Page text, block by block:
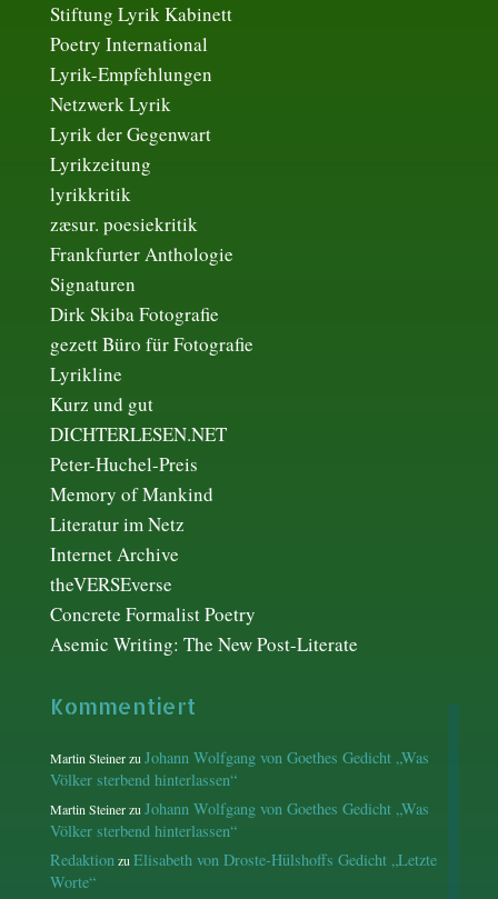
Stiftung Lyrik Kabinett
Poetry International
Lyrik-Empfehlungen
Netzwerk Lyrik
Lyrik der Gegenwart
Lyrikzeitung
lyrikkritik
zæsur. poesiekritik
Frankfurter Anthologie
Signaturen
Dirk Skiba Fotografie
gezett Büro für Fotografie
Lyrikline
Kurz und gut
DICHTERLESEN.NET
Peter-Huchel-Preis
Memory of Mankind
Literatur im Netz
Internet Archive
theVERSEverse
Concrete Formalist Poetry
Asemic Writing: The New Post-Literate
Kommentiert
Martin SteinerzuJohann Wolfgang von Goethes Gedicht „Was
Völker sterbend hinterlassen“
Martin SteinerzuJohann Wolfgang von Goethes Gedicht „Was
Völker sterbend hinterlassen“
RedaktionzuElisabeth von Droste-Hülshoffs Gedicht „Letzte
Worte“